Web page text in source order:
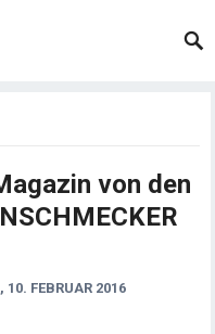
von den
10. FEBRUAR 2016